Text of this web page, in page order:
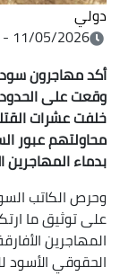
دولي
11/05/2026 - 11:43
أكد مهاجرون
خلفت عشرات
محاولتهم عبور
بدماء المهاجرين
وحرص الكاتب
على توثيق ما
المهاجرين
الحقوقي الأسود